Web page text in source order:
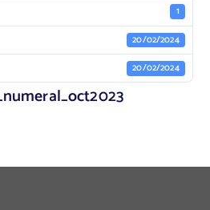
1
20/02/2024
20/02/2024